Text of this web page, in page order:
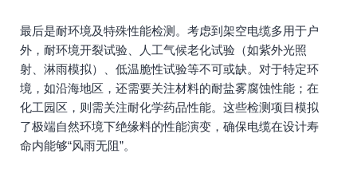
最后是耐环境及特殊性能检测。考虑到架空电缆多用于户
外，耐环境开裂试验、人工气候老化试验（如紫外光照
射、淋雨模拟）、低温脆性试验等不可或缺。对于特定环
境，如沿海地区，还需要关注材料的耐盐雾腐蚀性能；在
化工园区，则需关注耐化学药品性能。这些检测项目模拟
了极端自然环境下绝缘料的性能演变，确保电缆在设计寿
命内能够“风雨无阻”。